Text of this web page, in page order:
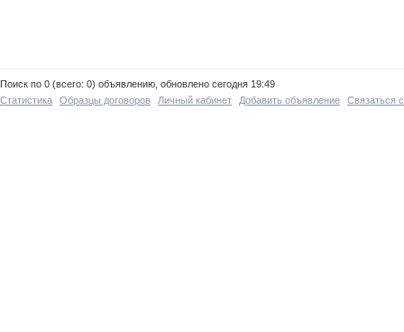
Поиск по 0 (всего: 0) объявлению, обновлено сегодня 19:49
Статистика
Образцы договоров Личный кабинет Добавить объявление Связаться